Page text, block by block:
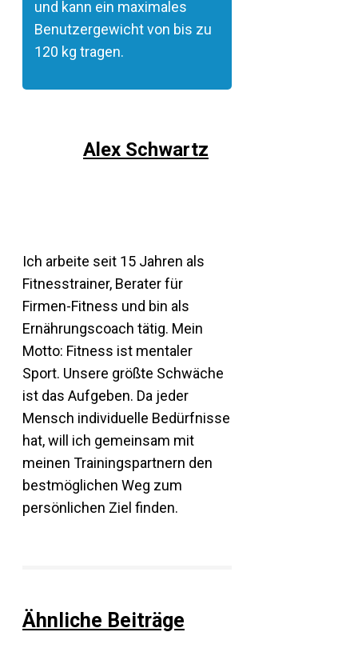
und kann ein maximales
Benutzergewicht von bis zu
120 kg tragen.
Alex Schwartz
Ich arbeite seit 15 Jahren als
Fitnesstrainer, Berater für
Firmen-Fitness und bin als
Ernährungscoach tätig. Mein
Motto: Fitness ist mentaler
Sport. Unsere größte Schwäche
ist das Aufgeben. Da jeder
Mensch individuelle Bedürfnisse
hat, will ich gemeinsam mit
meinen Trainingspartnern den
bestmöglichen Weg zum
persönlichen Ziel finden.
Ähnliche Beiträge